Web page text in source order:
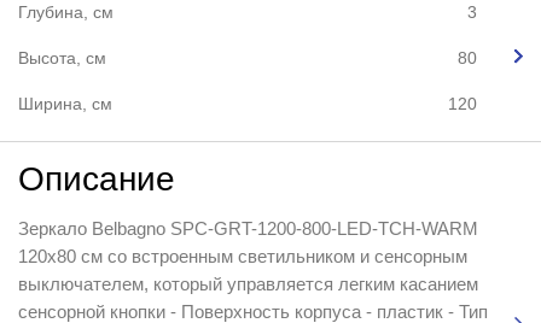
Глубина, см 3
Высота, см 80
Ширина, см 120
Описание
Зеркало Belbagno SPC-GRT-1200-800-LED-TCH-WARM
120x80 см со встроенным светильником и сенсорным
выключателем, который управляется легким касанием
сенсорной кнопки - Поверхность корпуса - пластик - Тип